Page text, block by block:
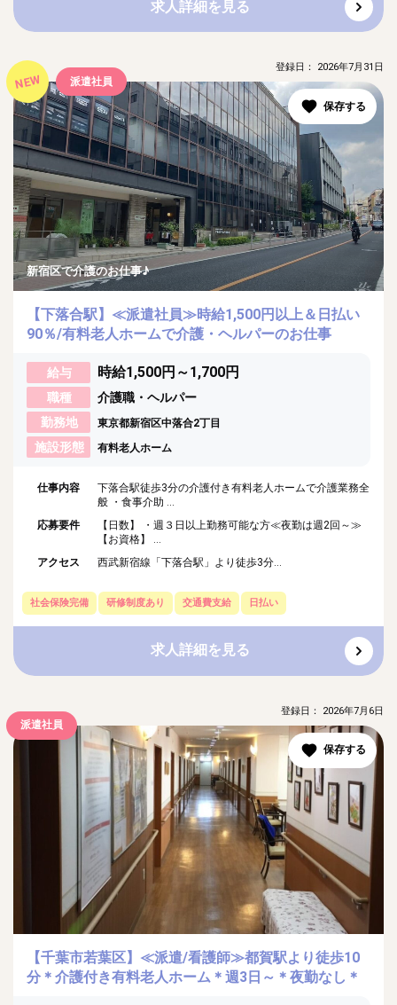
求人詳細を見る
NEW 派遣社員
登録日： 2026年7月31日
新宿区で介護のお仕事♪
【下落合駅】≪派遣社員≫時給1,500円以上＆日払い
90％/有料老人ホームで介護・ヘルパーのお仕事
給与 時給1,500円～1,700円
職種
介護職・ヘルパー
勤務地
東京都新宿区中落合2丁目
施設形態 有料老人ホーム
仕事内容
下落合駅徒歩3分の介護付き有料老人ホームで介護業務全
般 ・食事介助 ...
応募要件
【日数】 ・週３日以上勤務可能な方≪夜勤は週2回～≫
【お資格】 ...
アクセス
西武新宿線「下落合駅」より徒歩3分...
社会保険完備 研修制度あり 交通費支給 日払い
求人詳細を見る
派遣社員
登録日： 2026年7月6日
【千葉市若葉区】≪派遣/看護師≫都賀駅より徒歩10
分＊介護付き有料老人ホーム＊週3日～＊夜勤なし＊